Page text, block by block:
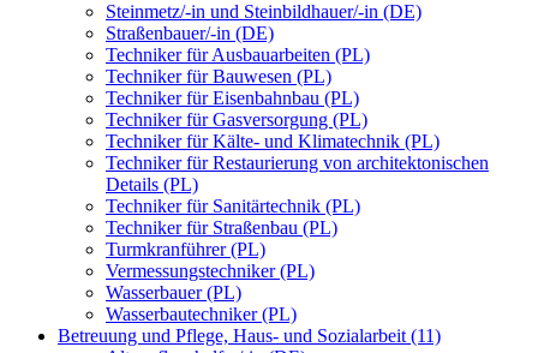
Steinmetz/-in und Steinbildhauer/-in (DE)
Straßenbauer/-in (DE)
Techniker für Ausbauarbeiten (PL)
Techniker für Bauwesen (PL)
Techniker für Eisenbahnbau (PL)
Techniker für Gasversorgung (PL)
Techniker für Kälte- und Klimatechnik (PL)
Techniker für Restaurierung von architektonischen
Details (PL)
Techniker für Sanitärtechnik (PL)
Techniker für Straßenbau (PL)
Turmkranführer (PL)
Vermessungstechniker (PL)
Wasserbauer (PL)
Wasserbautechniker (PL)
Betreuung und Pflege, Haus- und Sozialarbeit (11)